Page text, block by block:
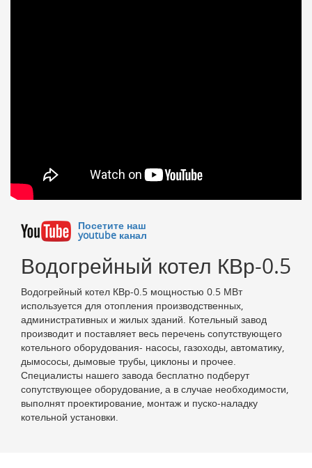
Посетите наш
youtube канал
Водогрейный котел КВр-0.5
Водогрейный котел КВр-0.5 мощностью 0.5 МВт
используется для отопления производственных,
административных и жилых зданий. Котельный завод
производит и поставляет весь перечень сопутствующего
котельного оборудования- насосы, газоходы, автоматику,
дымососы, дымовые трубы, циклоны и прочее.
Специалисты нашего завода бесплатно подберут
сопутствующее оборудование, а в случае необходимости,
выполнят проектирование, монтаж и пуско-наладку
котельной установки.